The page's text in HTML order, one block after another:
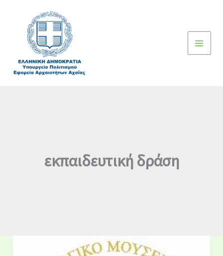
περιεχόμενο
εκπαιδευτική δράση